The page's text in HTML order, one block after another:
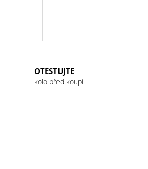
OTESTUJTE
kolo před koupí